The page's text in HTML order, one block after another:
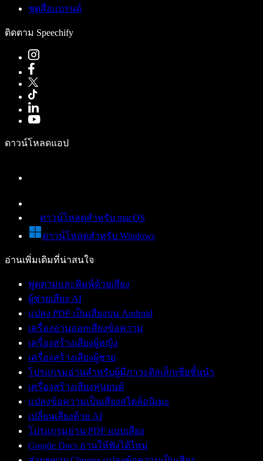
ชุดสื่อแบรนด์
ติดตาม Speechify
ดาวน์โหลดแอป
ดาวน์โหลดสำหรับ macOS
ดาวน์โหลดสำหรับ Windows
อ่านเพิ่มเติมที่น่าสนใจ
พูดตามและพิมพ์ด้วยเสียง
ผู้ช่วยเสียง AI
แปลง PDF เป็นเสียงบน Android
เครื่องอ่านออกเสียงข้อความ
เครื่องสร้างเสียงผู้หญิง
เครื่องสร้างเสียงผู้ชาย
โปรแกรมอ่านสำหรับผู้มีภาวะดิสเล็กเซียชั้นนำ
เครื่องสร้างเสียงหุ่นยนต์
แปลงข้อความเป็นเสียงสไตล์อนิเมะ
เปลี่ยนเสียงด้วย AI
โปรแกรมอ่าน PDF แบบเสียง
Google Docs อ่านให้ฟังได้ไหม